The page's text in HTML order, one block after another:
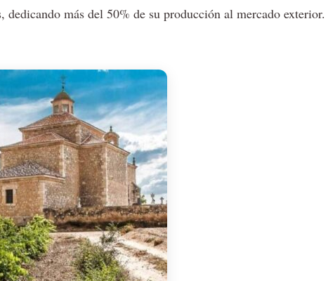
dedicando más del 50% de su producción al mercado exterior.